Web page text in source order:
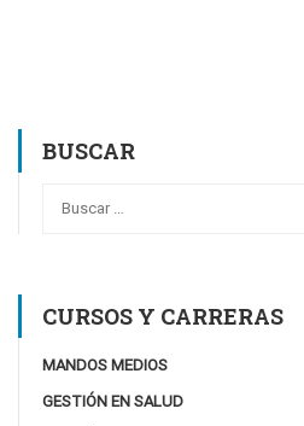
BUSCAR
CURSOS Y CARRERAS
MANDOS MEDIOS
GESTIÓN EN SALUD